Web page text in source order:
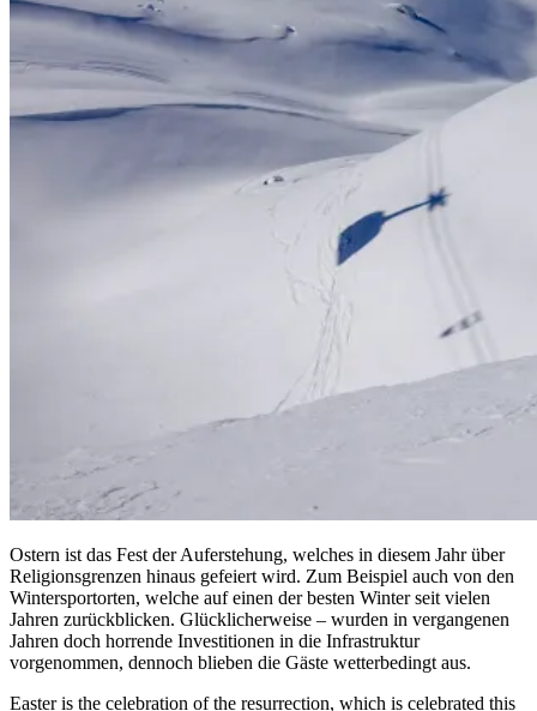
Ostern ist das Fest der Auferstehung, welches in diesem Jahr über
Religionsgrenzen hinaus gefeiert wird. Zum Beispiel auch von den
Wintersportorten, welche auf einen der besten Winter seit vielen
Jahren zurückblicken. Glücklicherweise – wurden in vergangenen
Jahren doch horrende Investitionen in die Infrastruktur
vorgenommen, dennoch blieben die Gäste wetterbedingt aus.
Easter is the celebration of the resurrection, which is celebrated this